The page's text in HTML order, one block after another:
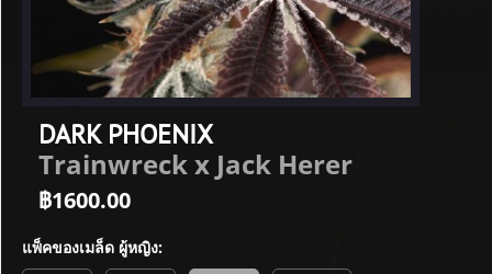
DARK PHOENIX
Trainwreck x Jack Herer
฿1600.00
แพ็คของเมล็ด ผู้หญิง: